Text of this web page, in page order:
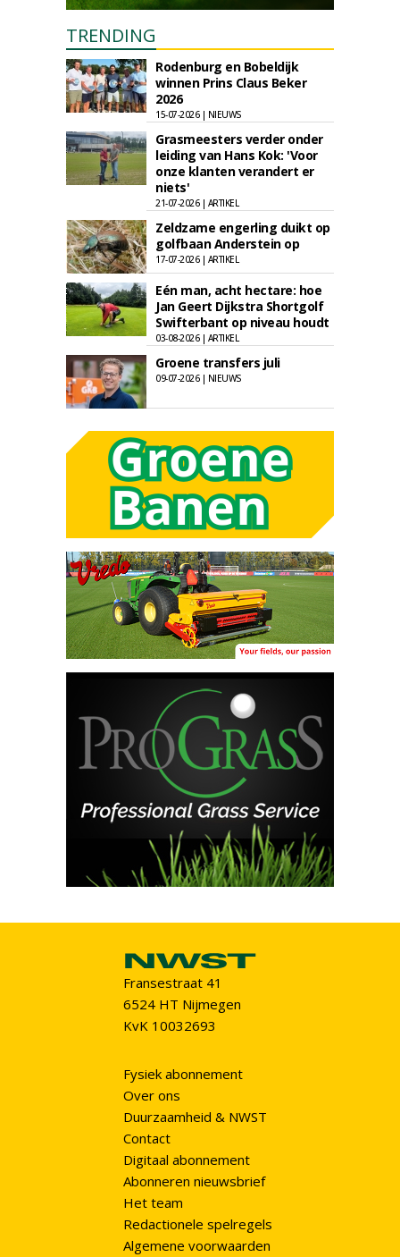
TRENDING
Rodenburg en Bobeldijk
winnen Prins Claus Beker
2026
15-07-2026 | NIEUWS
Grasmeesters verder onder
leiding van Hans Kok: 'Voor
onze klanten verandert er
niets'
21-07-2026 | ARTIKEL
Zeldzame engerling duikt op
golfbaan Anderstein op
17-07-2026 | ARTIKEL
Eén man, acht hectare: hoe
Jan Geert Dijkstra Shortgolf
Swifterbant op niveau houdt
03-08-2026 | ARTIKEL
Groene transfers juli
09-07-2026 | NIEUWS
Fransestraat 41
6524 HT Nijmegen
KvK 10032693
Fysiek abonnement
Over ons
Duurzaamheid & NWST
Contact
Digitaal abonnement
Abonneren nieuwsbrief
Het team
Redactionele spelregels
Algemene voorwaarden